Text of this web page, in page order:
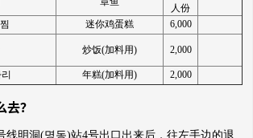
人份
迷你鸡蛋糕 6,000
炒饭(加料用) 2,000
年糕(加料用) 2,000
去？
동)站4号出口出来后，往左手边的退